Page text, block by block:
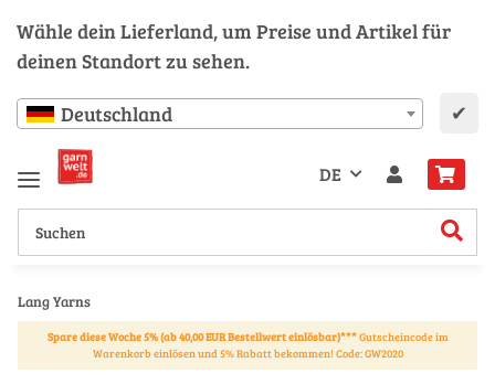
Wähle dein Lieferland, um Preise und Artikel für
deinen Standort zu sehen.
Deutschland ✔
DE
Lang Yarns
Spare diese Woche 5% (ab 40,00 EUR Bestellwert einlösbar)***Gutscheincode im
Warenkorb einlösen und 5% Rabatt bekommen! Code: GW2020